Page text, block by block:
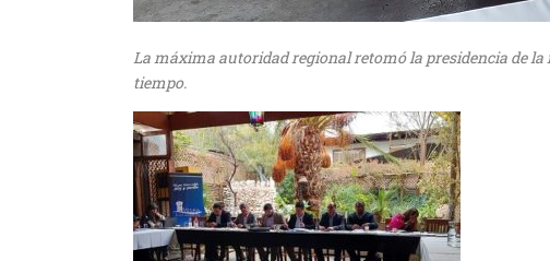
La máxima autoridad regional retomó la presidencia de
tiempo.